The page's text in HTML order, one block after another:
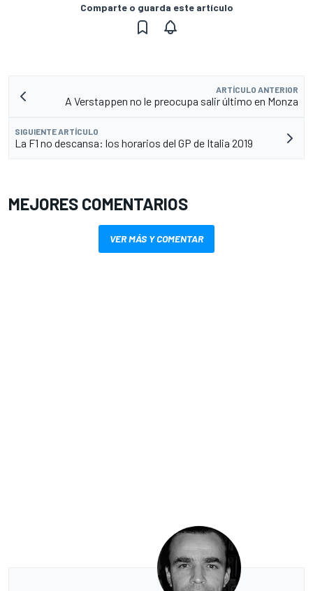
Comparte o guarda este artículo
ARTÍCULO ANTERIOR
A Verstappen no le preocupa salir último en Monza
SIGUIENTE ARTÍCULO
La F1 no descansa: los horarios del GP de Italia 2019
MEJORES COMENTARIOS
VER MÁS Y COMENTAR